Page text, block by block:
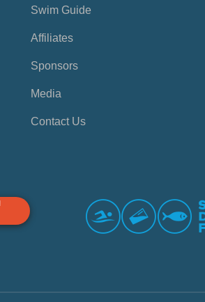
Swim Guide
Affiliates
Sponsors
Media
Contact Us